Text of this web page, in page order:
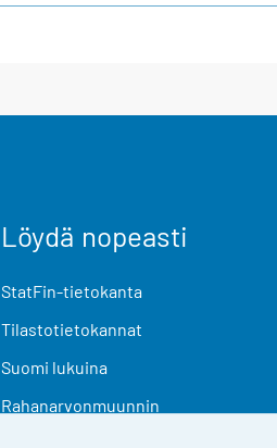
Löydä nopeasti
StatFin-tietokanta
Tilastotietokannat
Suomi lukuina
Rahanarvonmuunnin